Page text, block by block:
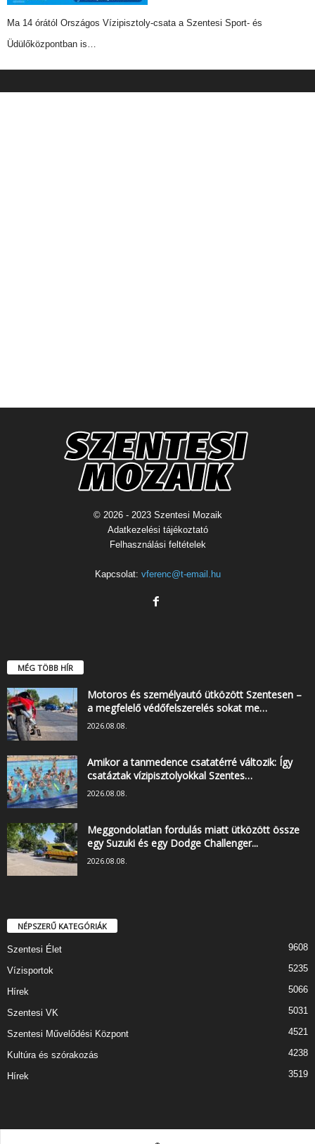
Ma 14 órától Országos Vízipisztoly-csata a Szentesi Sport- és
Üdülőközpontban is…
© 2026 - 2023 Szentesi Mozaik
Adatkezelési tájékoztató
Felhasználási feltételek
Kapcsolat: vferenc@t-email.hu
MÉG TÖBB HÍR
Motoros és személyautó ütközött Szentesen –
a megfelelő védőfelszerelés sokat me…
2026.08.08.
Amikor a tanmedence csatatérré változik: Így
csatáztak vízipisztolyokkal Szentes…
2026.08.08.
Meggondolatlan fordulás miatt ütközött össze
egy Suzuki és egy Dodge Challenger...
2026.08.08.
NÉPSZERŰ KATEGÓRIÁK
Szentesi Élet 9608
Vízisportok 5235
Hírek 5066
Szentesi VK 5031
Szentesi Művelődési Központ 4521
Kultúra és szórakozás 4238
Hírek 3519